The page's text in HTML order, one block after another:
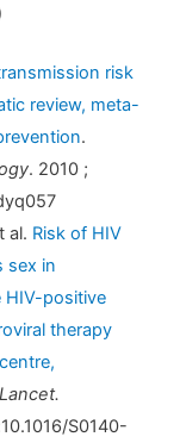
risk
review, meta-
.
. 2010 ;
al. Risk of HIV
sex in
HIV-positive
therapy
Lancet.
S0140-